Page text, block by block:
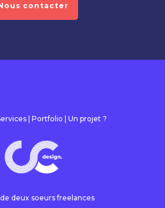
contacter
| Portfolio | Un projet ?
deux soeurs freelances